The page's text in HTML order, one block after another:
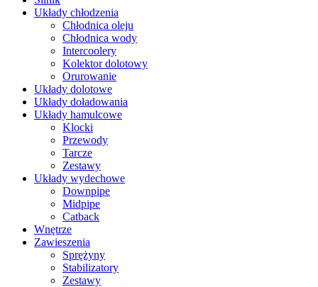
Układy chłodzenia
Chłodnica oleju
Chłodnica wody
Intercoolery
Kolektor dolotowy
Orurowanie
Układy dolotowe
Układy doładowania
Układy hamulcowe
Klocki
Przewody
Tarcze
Zestawy
Układy wydechowe
Downpipe
Midpipe
Catback
Wnętrze
Zawieszenia
Sprężyny
Stabilizatory
Zestawy